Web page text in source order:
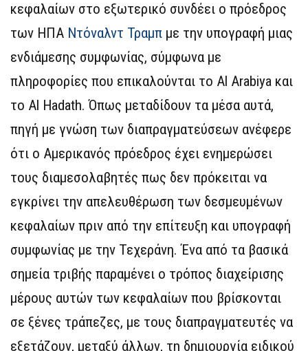
κεφαλαίων στο εξωτερικό συνδέει ο πρόεδρος
των ΗΠΑ Ντόναλντ Τραμπ με την υπογραφή μιας
ενδιάμεσης συμφωνίας, σύμφωνα με
πληροφορίες που επικαλούνται το Al Arabiya και
το Al Hadath. Όπως μεταδίδουν τα μέσα αυτά,
πηγή με γνώση των διαπραγματεύσεων ανέφερε
ότι ο Αμερικανός πρόεδρος έχει ενημερώσει
τους διαμεσολαβητές πως δεν πρόκειται να
εγκρίνει την απελευθέρωση των δεσμευμένων
κεφαλαίων πριν από την επίτευξη και υπογραφή
συμφωνίας με την Τεχεράνη. Ένα από τα βασικά
σημεία τριβής παραμένει ο τρόπος διαχείρισης
μέρους αυτών των κεφαλαίων που βρίσκονται
σε ξένες τράπεζες, με τους διαπραγματευτές να
εξετάζουν, μεταξύ άλλων, τη δημιουργία ειδικού